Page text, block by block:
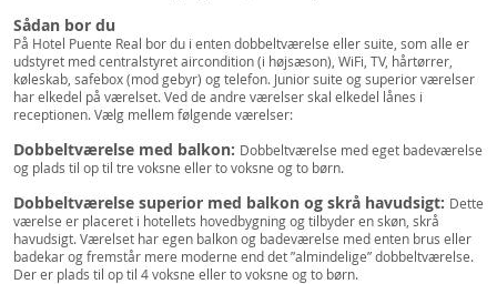
Sådan bor du
På Hotel Puente Real bor du i enten dobbeltværelse eller suite, som alle er
udstyret med centralstyret aircondition (i højsæson), WiFi, TV, hårtørrer,
køleskab, safebox (mod gebyr) og telefon. Junior suite og superior værelser
har elkedel på værelset. Ved de andre værelser skal elkedel lånes i
receptionen. Vælg mellem følgende værelser:
Dobbeltværelse med balkon: Dobbeltværelse med eget badeværelse
og plads til op til tre voksne eller to voksne og to børn.
Dobbeltværelse superior med balkon og skrå havudsigt: Dette
værelse er placeret i hotellets hovedbygning og tilbyder en skøn, skrå
havudsigt. Værelset har egen balkon og badeværelse med enten brus eller
badekar og fremstår mere moderne end det ”almindelige” dobbeltværelse.
Der er plads til op til 4 voksne eller to voksne og to børn.